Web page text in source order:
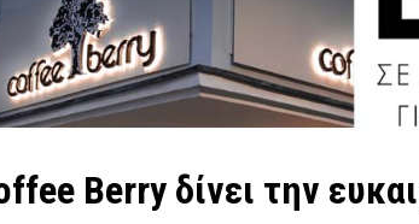
Berry δίνει την